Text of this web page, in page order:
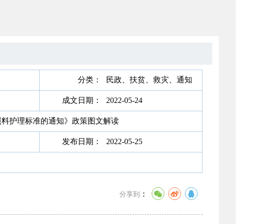
分类： 民政、扶贫、救灾、通知
成文日期： 2022-05-24
护理标准的通知》政策图文解读
发布日期： 2022-05-25
分享到 ：